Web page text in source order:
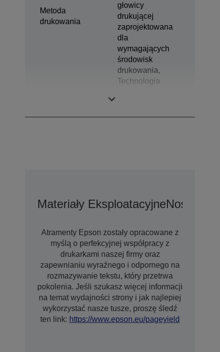
Metoda
drukowania
głowicy
drukującej
zaprojektowana
dla
wymagających
środowisk
drukowania,
Technologia
Materiały EksploatacyjneNośniki
Atramenty Epson zostały opracowane z
myślą o perfekcyjnej współpracy z
drukarkami naszej firmy oraz
zapewnianiu wyraźnego i odpornego na
rozmazywanie tekstu, który przetrwa
pokolenia. Jeśli szukasz więcej informacji
na temat wydajności strony i jak najlepiej
wykorzystać nasze tusze, proszę śledź
ten link: https://www.epson.eu/pageyield